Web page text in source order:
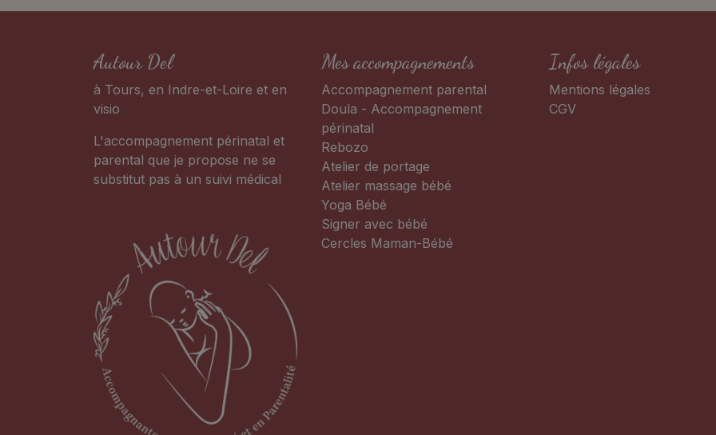
Autour Del
à Tours, en Indre-et-Loire et en
visio
L'accompagnement périnatal et
parental que je propose ne se
substitut pas à un suivi médical
Mes accompagnements
Accompagnement parental
Doula - Accompagnement
périnatal
Rebozo
Atelier de portage
Atelier massage bébé
Yoga Bébé
Signer avec bébé
Cercles Maman-Bébé
Infos légales
Mentions légales
CGV